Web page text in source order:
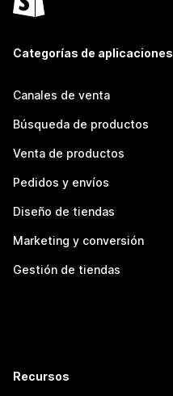
Categorías de aplicaciones
Canales de venta
Búsqueda de productos
Venta de productos
Pedidos y envíos
Diseño de tiendas
Marketing y conversión
Gestión de tiendas
Recursos